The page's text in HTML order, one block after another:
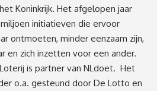
Koninkrijk. Het afgelopen jaar
initiatieven die ervoor
ontmoeten, minder eenzaam zijn,
en zich inzetten voor een ander.
is partner van NLdoet. Het
o.a. gesteund door De Lotto en